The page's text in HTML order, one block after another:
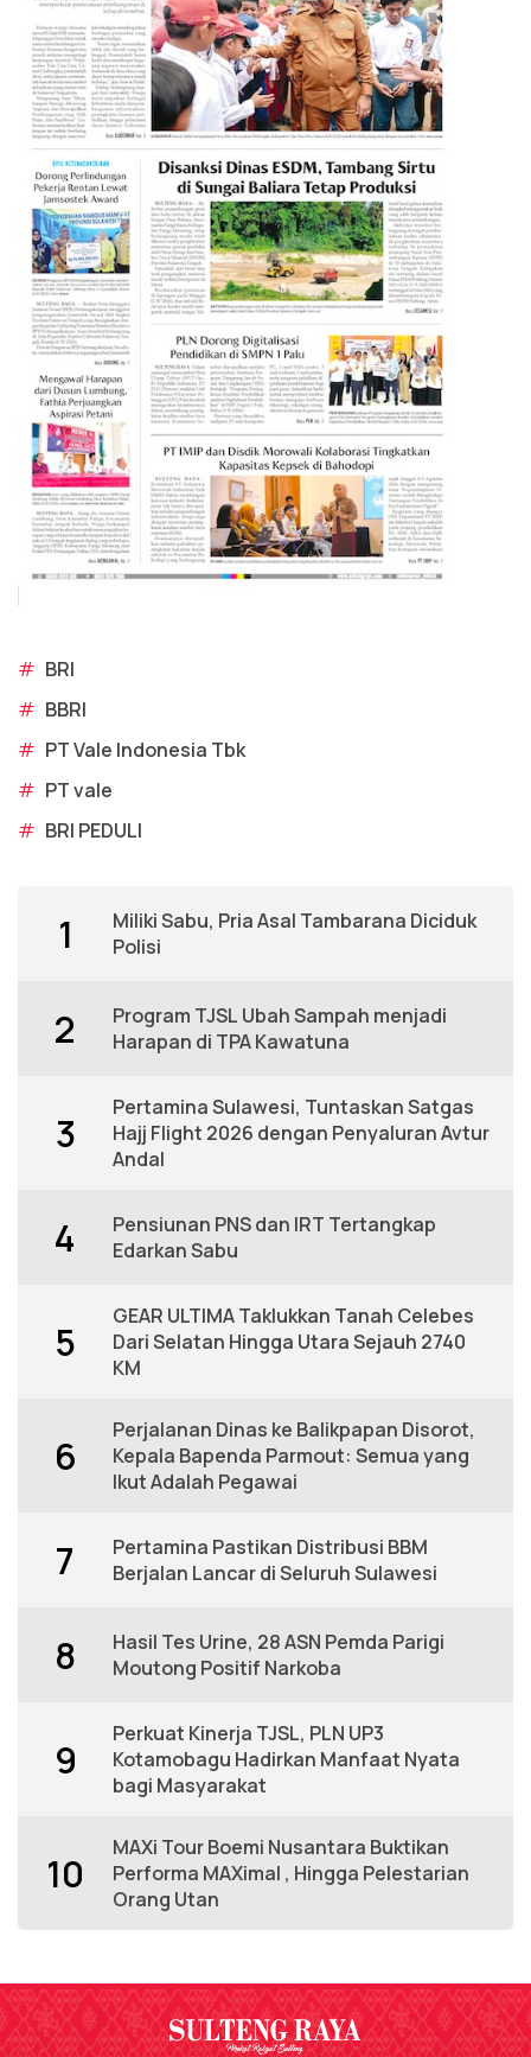
# BRI
# BBRI
# PT Vale Indonesia Tbk
# PT vale
# BRI PEDULI
1
Miliki Sabu, Pria Asal Tambarana Diciduk
Polisi
2
Program TJSL Ubah Sampah menjadi
Harapan di TPA Kawatuna
3
Pertamina Sulawesi, Tuntaskan Satgas
Hajj Flight 2026 dengan Penyaluran Avtur
Andal
4
Pensiunan PNS dan IRT Tertangkap
Edarkan Sabu
5
GEAR ULTIMA Taklukkan Tanah Celebes
Dari Selatan Hingga Utara Sejauh 2740
KM
6
Perjalanan Dinas ke Balikpapan Disorot,
Kepala Bapenda Parmout: Semua yang
Ikut Adalah Pegawai
7
Pertamina Pastikan Distribusi BBM
Berjalan Lancar di Seluruh Sulawesi
8
Hasil Tes Urine, 28 ASN Pemda Parigi
Moutong Positif Narkoba
9
Perkuat Kinerja TJSL, PLN UP3
Kotamobagu Hadirkan Manfaat Nyata
bagi Masyarakat
10
MAXi Tour Boemi Nusantara Buktikan
Performa MAXimal , Hingga Pelestarian
Orang Utan